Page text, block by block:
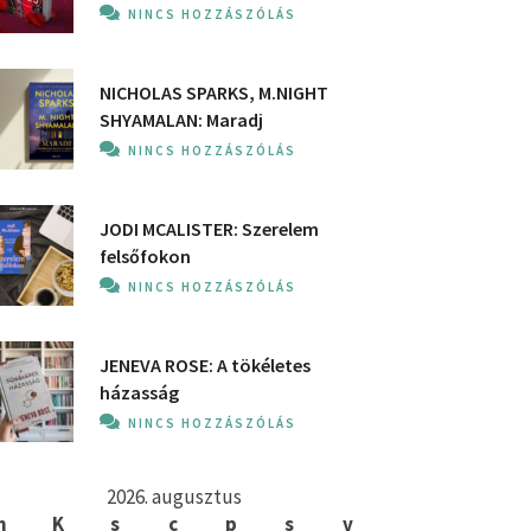
NINCS HOZZÁSZÓLÁS
NICHOLAS SPARKS, M.NIGHT
SHYAMALAN: Maradj
NINCS HOZZÁSZÓLÁS
JODI MCALISTER: Szerelem
felsőfokon
NINCS HOZZÁSZÓLÁS
JENEVA ROSE: A ​tökéletes
házasság
NINCS HOZZÁSZÓLÁS
2026. augusztus
K s c p s v